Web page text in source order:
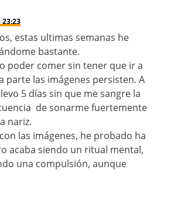
estas ultimas semanas he
bastante.
poder comer sin tener que ir a
parte las imágenes persisten. A
5 días sin que me sangre la
de sonarme fuertemente
nariz.
las imágenes, he probado ha
acaba siendo un ritual mental,
una compulsión, aunque